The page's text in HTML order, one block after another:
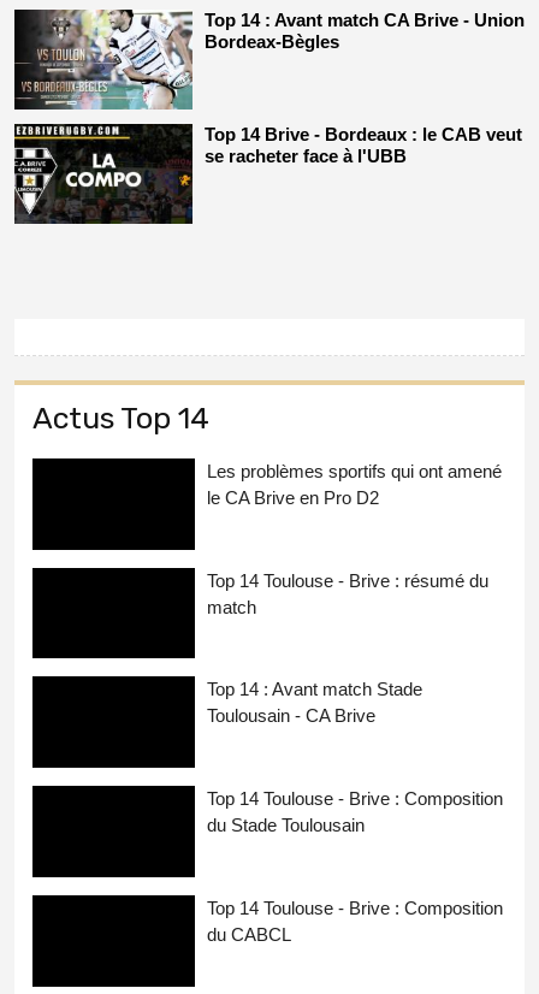
Top 14 : Avant match CA Brive - Union
Bordeax-Bègles
Top 14 Brive - Bordeaux : le CAB veut
se racheter face à l'UBB
Actus Top 14
Les problèmes sportifs qui ont amené
le CA Brive en Pro D2
Top 14 Toulouse - Brive : résumé du
match
Top 14 : Avant match Stade
Toulousain - CA Brive
Top 14 Toulouse - Brive : Composition
du Stade Toulousain
Top 14 Toulouse - Brive : Composition
du CABCL